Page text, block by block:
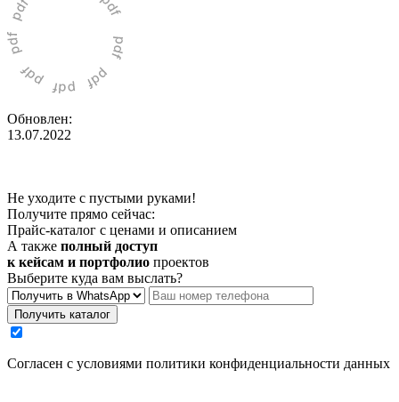
Обновлен:
13.07.2022
Не уходите с пустыми руками!
Получите прямо сейчас:
Прайс-каталог с ценами и описанием
А также полный доступ
к кейсам и портфолио проектов
Выберите куда вам выслать?
Получить каталог
Cогласен с условиями политики конфиденциальности данных